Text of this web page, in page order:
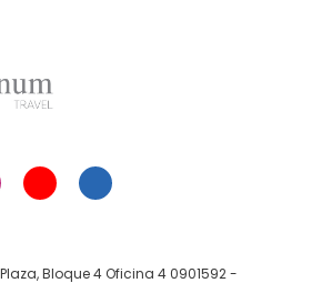
Bloque 4 Oficina 4 0901592 -